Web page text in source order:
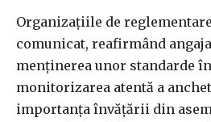
Organizațiile de
comunicat, reafirmând
menținerea unor standarde
monitorizarea atentă a
importanța învățării din